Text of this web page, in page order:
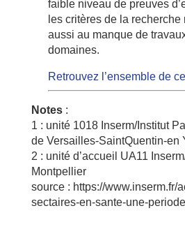
faible niveau de preuves
les critères de la
aussi au manque de
domaines.
Retrouvez l’ensemble de
Notes:
1 : unité 1018 Inserm/Institut
de Versailles-SaintQuentin-en
2 : unité d’accueil UA11
Montpellier
source : https://www.inserm.fr/
sectaires-en-sante-une-